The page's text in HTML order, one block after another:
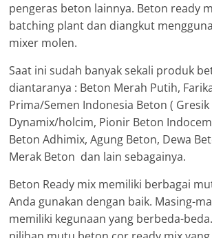
pengeras beton lainnya. Beton ready
batching plant dan diangkut
mixer molen.
Saat ini sudah banyak sekali produk
diantaranya : Beton Merah Putih,
Prima/Semen Indonesia Beton ( Gresik
Dynamix/holcim, Pionir Beton
Beton Adhimix, Agung Beton, Dewa
Merak Beton dan lain sebagainya.
Beton Ready mix memiliki berbagai
Anda gunakan dengan baik. Masing-
memiliki kegunaan yang berbeda-